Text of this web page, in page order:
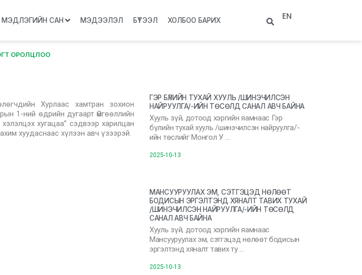
МЭДЛЭГИЙН САН МЭДЭЭЛЭЛ БҮТЭЭЛ ХОЛБОО БАРИХ EN
ОРОЛЦЛОО
Хурлаас хамтран зохион
1-ний өдрийн дугаарт Өмгөөллийн
хугацаа” сэдвээр харилцан
хуудаснаас хүлээн авч үзээрэй.
ГЭР БҮЛИЙН ТУХАЙ ХУУЛЬ /ШИНЭЧИЛСЭН
НАЙРУУЛГА/-ИЙН ТӨСӨЛД САНАЛ АВЧ БАЙНА
Хууль зүй, дотоод хэргийн яамнаас Гэр
бүлийн тухай хууль /шинэчилсэн найруулга/-
ийн төслийг Монгол У …
2025-10-13
МАНСУУРУУЛАХ ЭМ, СЭТГЭЦЭД НӨЛӨӨТ
БОДИСЫН ЭРГЭЛТЭНД ХЯНАЛТ ТАВИХ ТУХАЙ
/ШИНЭЧИЛСЭН НАЙРУУЛГА/-ИЙН ТӨСӨЛД
САНАЛ АВЧ БАЙНА
Хууль зүй, дотоод хэргийн яамнаас
Мансууруулах эм, сэтгэцэд нөлөөт бодисын
эргэлтэнд хяналт тавих ту …
2025-10-13